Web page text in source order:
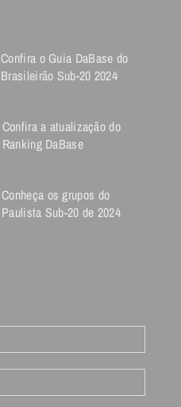
Confira o Guia DaBase do
Brasileirão Sub-20 2024
Confira a atualização do
Ranking DaBase
Conheça os grupos do
Paulista Sub-20 de 2024